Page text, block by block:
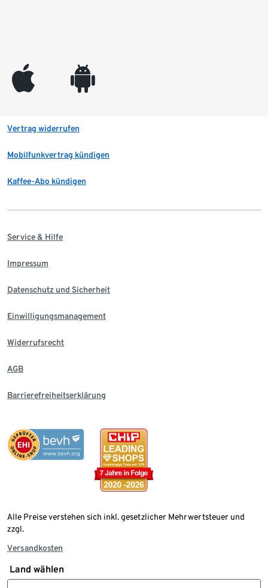
appleinc android
Vertrag widerrufen
Mobilfunkvertrag kündigen
Kaffee-Abo kündigen
Service & Hilfe
Impressum
Datenschutz und Sicherheit
Einwilligungsmanagement
Widerrufsrecht
AGB
Barrierefreiheitserklärung
Alle Preise verstehen sich inkl. gesetzlicher Mehrwertsteuer und
zzgl.
Versandkosten
Land wählen